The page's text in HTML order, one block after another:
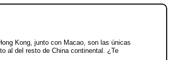
Kong, junto con Macao, son las únicas
al del resto de China continental. ¿Te